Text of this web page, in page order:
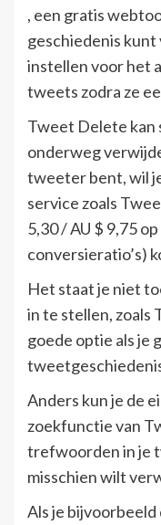
, een gratis
geschiedenis
instellen voor het
tweets zodra ze
Tweet Delete kan
onderweg
tweeter bent, wil
service zoals
5,30 / AU $ 9,75
conversieratio’s)
Het staat je niet
in te stellen, zoals
goede optie als je
Anders kun je de
zoekfunctie van
trefwoorden in je
misschien wilt
Als je